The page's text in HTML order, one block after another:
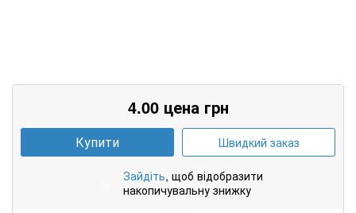
4.00 цена грн
Купити Швидкий заказ
Зайдіть, щоб відобразити
накопичувальну знижку